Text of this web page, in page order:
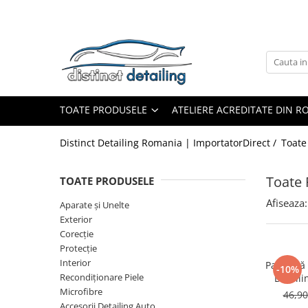
Toate Produsele
Aparate şi Unelte
Piese de Schimb Tornador®
Lămpi Inspecţie şi Lucru
Pre-Spălare şi Spălare
Decontaminare
Jante şi Anvelope
Compartiment Motor
Sticlă / Geamuri
TOATE PRODUSELE ATELIERE ACREDITATE DIN
Distinct Detailing Romania | ImportatorDirect /
Toate
TOATE PRODUSELE
Aparate şi Unelte
Exterior
Corecţie
Protecţie
Interior
Recondiţionare Piele
Microfibre
Afiseaza:
-10%
Pad